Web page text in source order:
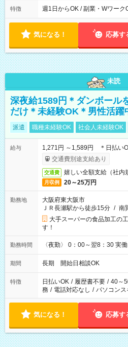
定労働
特徴 週1日からOK / 副業・Wワーク
気になる！ 応募す
未読
深夜給1589円＊ダンボール
だけ＊未経験OK＊男性活躍
派遣 職種未経験OK 社会人未経験OK
給与
1,271円 ～1,589円 ＊日払い
交通費別途支給あり
交通費 嬉しい全額支給（社内
月収例 20～25万円
勤務地
大阪府東大阪市
ＪＲ長瀬駅から徒歩15分 / 南
大手スーパーの食品加工の
す！
勤務時間 〈夜勤〉 0：00～翌8：30 実
期間 長期 開始日相談OK
特徴 日払いOK / 履歴書不要 / 40～
務 / 電話対応なし / パソコンス
気になる！ 応募す